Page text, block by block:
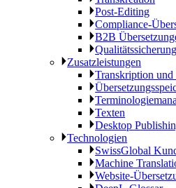
Post-Editing
Compliance-
B2B
Zusatzleistungen
Transkription
Texten
Desktop
Technologien
SwissGlobal
Machine
Website-